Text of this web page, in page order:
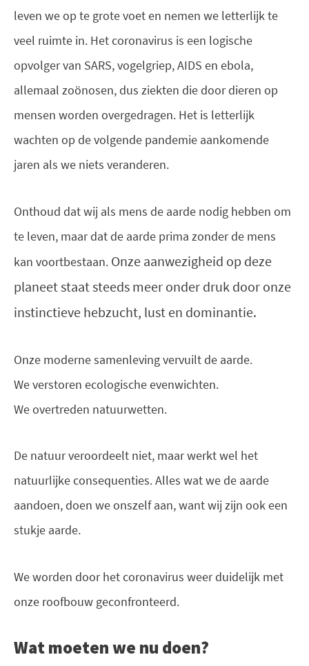
leven we op te grote voet en nemen we letterlijk te
veel ruimte in. Het coronavirus is een logische
opvolger van SARS, vogelgriep, AIDS en ebola,
allemaal zoönosen, dus ziekten die door dieren op
mensen worden overgedragen. Het is letterlijk
wachten op de volgende pandemie aankomende
jaren als we niets veranderen.
Onthoud dat wij als mens de aarde nodig hebben om
te leven, maar dat de aarde prima zonder de mens
kan voortbestaan. Onze aanwezigheid op deze
planeet staat steeds meer onder druk door onze
instinctieve hebzucht, lust en dominantie.
Onze moderne samenleving vervuilt de aarde.
We verstoren ecologische evenwichten.
We overtreden natuurwetten.
De natuur veroordeelt niet, maar werkt wel het
natuurlijke consequenties. Alles wat we de aarde
aandoen, doen we onszelf aan, want wij zijn ook een
stukje aarde.
We worden door het coronavirus weer duidelijk met
onze roofbouw geconfronteerd.
Wat moeten we nu doen?